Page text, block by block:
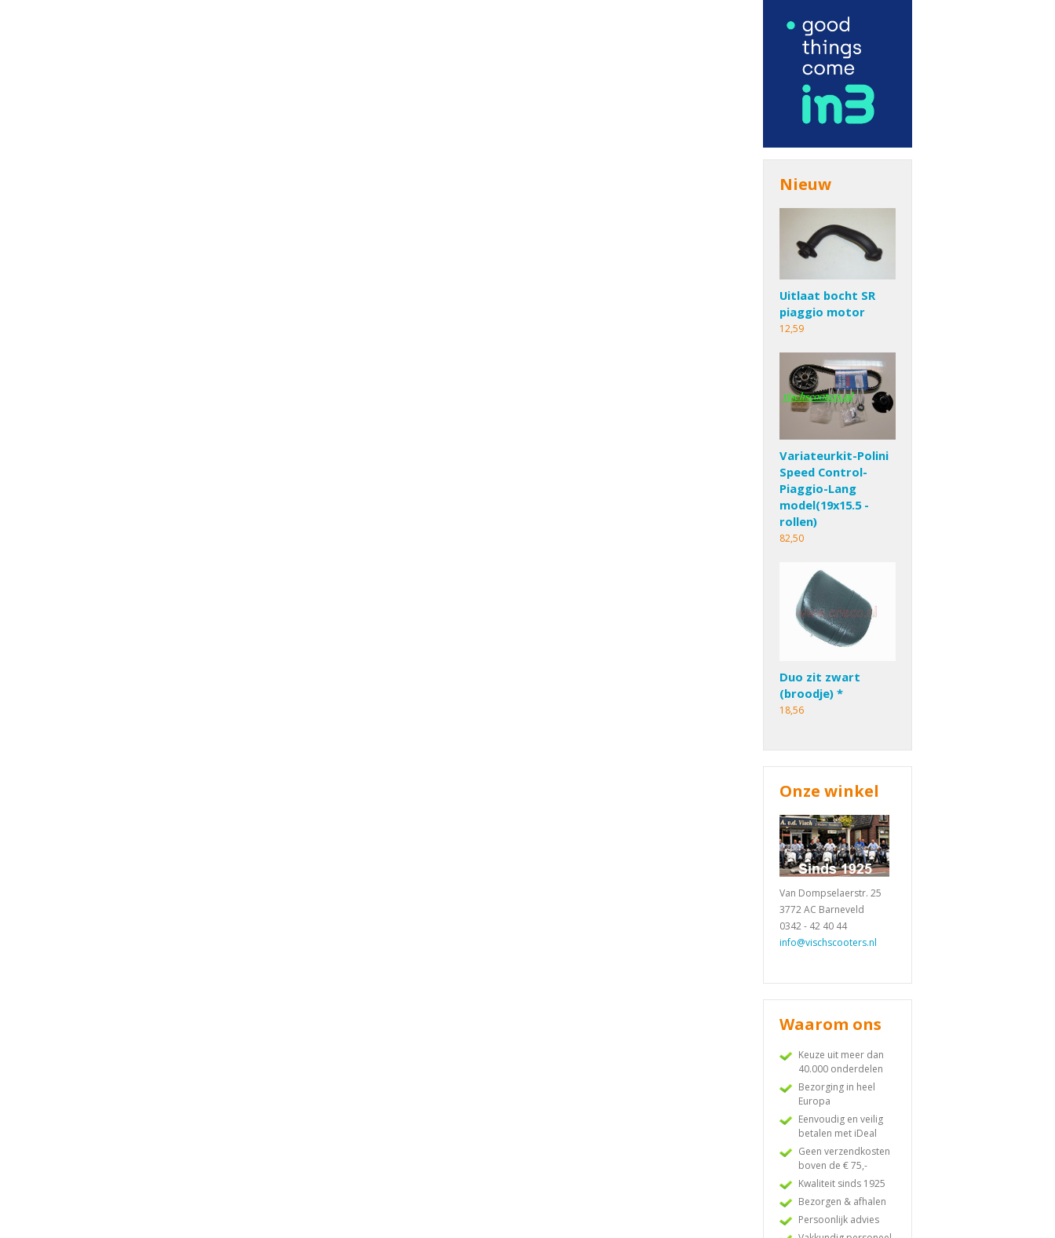
Nieuw
Uitlaat bocht SR
piaggio motor
12,59
Variateurkit-Polini
Speed Control-
Piaggio-Lang
model(19x15.5 -
rollen)
82,50
Duo zit zwart
(broodje) *
18,56
Onze winkel
Van Dompselaerstr. 25
3772 AC Barneveld
0342 - 42 40 44
info@vischscooters.nl
Waarom ons
Keuze uit meer dan
40.000 onderdelen
Bezorging in heel
Europa
Eenvoudig en veilig
betalen met iDeal
Geen verzendkosten
boven de € 75,-
Kwaliteit sinds 1925
Bezorgen & afhalen
Persoonlijk advies